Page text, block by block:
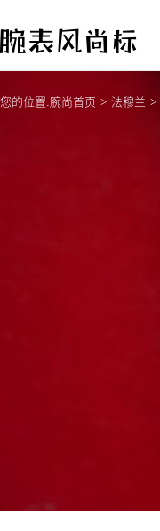
表风尚标
您的位置:腕尚首页 法穆兰